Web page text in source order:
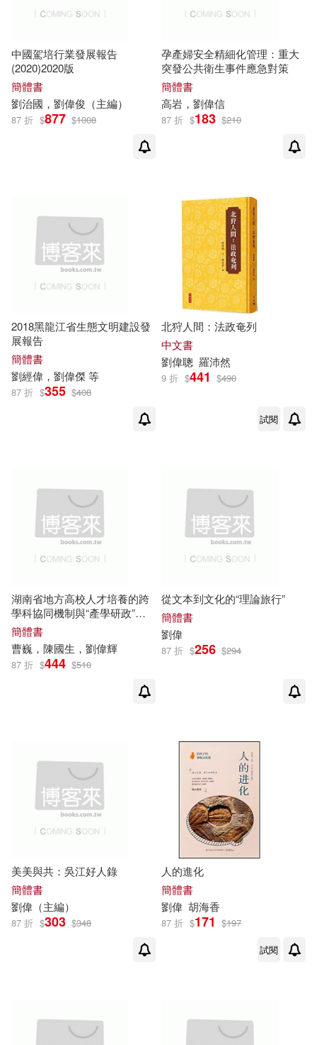
劉偉志，吳荔荔，孫露娜（編）(1)
劉偉志，嚴雯婕，尚志蕾（主編）
劉偉志，孫卓爾，吳荔荔（主編）
劉偉慶(1) 劉偉成（主編）(1)
劉偉成，郝敏（主編）(1)
劉偉才(1) 劉偉明著(1)
劉偉東（主編）(1)
劉偉東，孫永亮，龔麗飛（主編）
劉偉林（主編）(1)
劉偉榮，時倩，楊蘊慧，張曉紅，
郭振中，勾鳳玲，祁明（主編）(1)
劉偉歧，強偉榮，王福謙（主編）
劉偉毅 編著(1)
劉偉民，吳越(1)
劉偉民，趙傑文(1) 劉偉江(1)
劉偉江等(1) 劉偉波(1)
劉偉波，焦爾桐，張增武，劉哲(1)
中國華僑出版社(2)
中國青年出版社(2)
中華工商聯合出版社(2)
九州出版社(2)
北京航空航天大學出版社(2)
北京郵電大學出版社(2)
千華數位文化(2)
吉林出版集團有限責任公司(2)
四川人民出版社(2)
四川科學技術出版社(2)
大展(2) 天下文化(2)
學苑出版社(2)
廣東科技出版社(2)
延邊大學出版社(2)
新世界出版社(2) 未來出版(2)
東北師範大學出版社(2)
中國駕培行業發展報告
(2020)2020版
簡體書
劉治國， 劉偉俊（主編）
87 折 $877 $1008
孕產婦安全精細化管理：重大
突發公共衛生事件應急對策
簡體書
高岩， 劉偉信
87 折 $183 $210
2018黑龍江省生態文明建設發
展報告
簡體書
劉經偉 ， 劉偉傑 等
87 折 $355 $408
北狩人間：法政奄列
中文書
劉偉聰 羅沛然
9 折 $441 $490
試閱
湖南省地方高校人才培養的跨
學科協同機制與“產學研政”協
同模式研究
簡體書
曹巍，陳國生， 劉偉輝
87 折 $444 $510
從文本到文化的“理論旅行”
簡體書
劉偉
87 折 $256 $294
美美與共：吳江好人錄
簡體書
劉偉 （主編）
87 折 $303 $348
人的進化
簡體書
劉偉 胡海香
87 折 $171 $197
試閱